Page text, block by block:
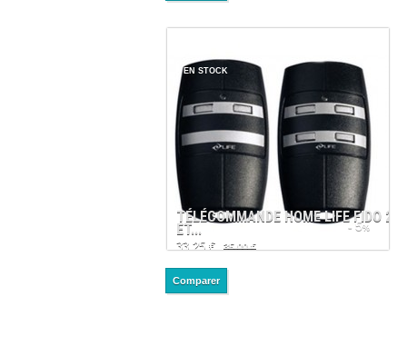
TÉLÉCOMMANDE HOME LIFE FIDO 2
ET...
33,25 € 35,00 €
- 5%
EN STOCK